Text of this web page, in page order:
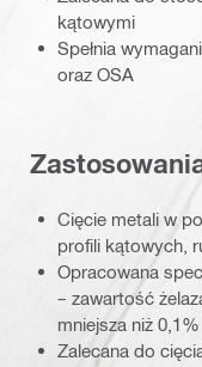
kątowymi
Spełnia
oraz OSA
Cięcie metali w
profili kątowych,
Opracowana
– zawartość
mniejsza niż 0,1%
Zalecana do